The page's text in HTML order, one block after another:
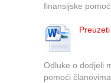
finansijske pomoći
Odluke o dodjeli
pomoći